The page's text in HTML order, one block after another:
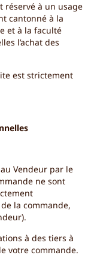
réservé à un usage
cantonné à la
et à la faculté
l’achat des
est strictement
Vendeur par le
ne sont
la commande,
à des tiers à
votre commande.